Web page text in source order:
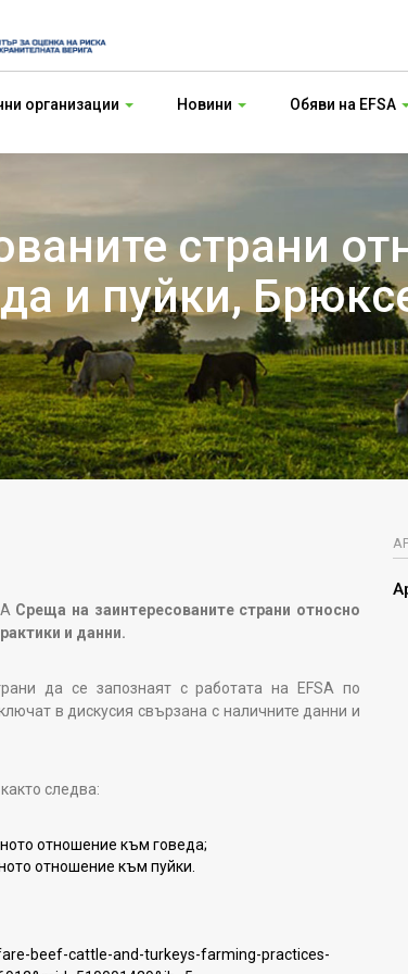
организации Новини Обяви на EFSA
страни
и пуйки,
Среща на заинтересованите страни относно
и данни.
да се запознаят с работата на EFSA по
в дискусия свързана с наличните данни и
следва:
отношение към говеда;
отношение към пуйки.
beef-cattle-and-turkeys-farming-practices-